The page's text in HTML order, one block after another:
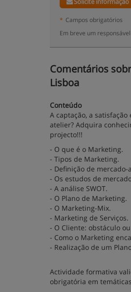
* Campos obrigatórios
Em breve um
Comentários
Lisboa
Conteúdo
A captação, a
atelier? Adquira
projecto!!!
- O que é o Marketing.
- Tipos de Marketing.
- Definição de mercado-
- Os estudos de
- A análise SWOT.
- O Plano de Marketing.
- O Marketing-Mix.
- Marketing de Serviços.
- O Cliente: obstáculo
- Como o Marketing
- Realização de um
Actividade formativa
obrigatória em